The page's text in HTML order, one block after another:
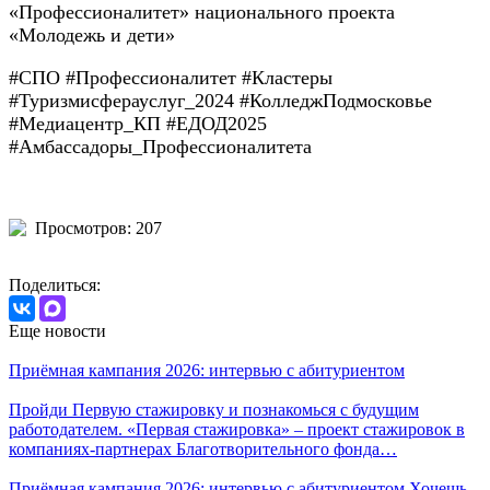
«Профессионалитет» национального проекта
«Молодежь и дети»
#СПО #Профессионалитет #Кластеры
#Туризмисферауслуг_2024 #КолледжПодмосковье
#Медиацентр_КП #ЕДОД2025
#Амбассадоры_Профессионалитета
Просмотров: 207
Поделиться:
Еще новости
Приёмная кампания 2026: интервью с абитуриентом
Пройди Первую стажировку и познакомься с будущим
работодателем. «Первая стажировка» – проект стажировок в
компаниях-партнерах Благотворительного фонда…